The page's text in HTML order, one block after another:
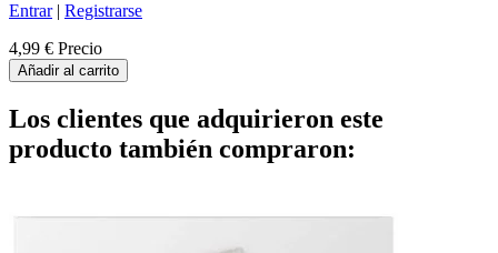
Entrar| Registrarse
4,99 € Precio
Añadir al carrito
Los clientes que adquirieron este
producto también compraron: